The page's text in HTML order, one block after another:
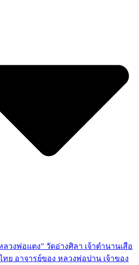
ลวงพ่อแตง” วัดอ่างศิลา เจ้าตำนานเสือ
ทย อาจารย์ของ หลวงพ่อปาน เจ้าของ